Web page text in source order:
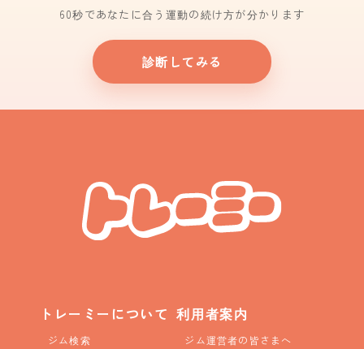
60秒であなたに合う運動の続け方が分かります
診断してみる
トレーミーについて
ジム検索
利用者案内
ジム運営者の皆さまへ